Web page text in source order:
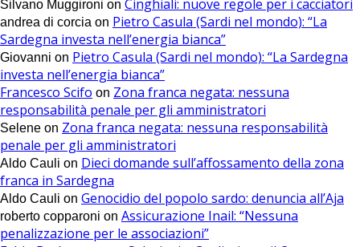
Silvano Muggironi on Cinghiali: nuove regole per i cacciatori
andrea di corcia on Pietro Casula (Sardi nel mondo): “La
Sardegna investa nell’energia bianca”
Giovanni on Pietro Casula (Sardi nel mondo): “La Sardegna
investa nell’energia bianca”
Francesco Scifo on Zona franca negata: nessuna
responsabilità penale per gli amministratori
Selene on Zona franca negata: nessuna responsabilità
penale per gli amministratori
Aldo Cauli on Dieci domande sull’affossamento della zona
franca in Sardegna
Aldo Cauli on Genocidio del popolo sardo: denuncia all’Aja
roberto copparoni on Assicurazione Inail: “Nessuna
penalizzazione per le associazioni”